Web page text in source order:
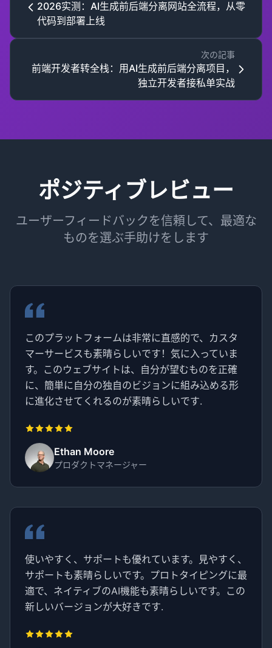
2026实测：AI生成前后端分离网站全流程，从零
代码到部署上线
次の記事
前端开发者转全栈：用AI生成前后端分离项目，
独立开发者接私单实战
ポジティブレビュー
ユーザーフィードバックを信頼して、最適な
ものを選ぶ手助けをします
このプラットフォームは非常に直感的で、カスタ
マーサービスも素晴らしいです！気に入っていま
す。このウェブサイトは、自分が望むものを正確
に、簡単に自分の独自のビジョンに組み込める形
に進化させてくれるのが素晴らしいです.
Ethan Moore
プロダクトマネージャー
使いやすく、サポートも優れています。見やすく、
サポートも素晴らしいです。プロトタイピングに最
適で、ネイティブのAI機能も素晴らしいです。この
新しいバージョンが大好きです.